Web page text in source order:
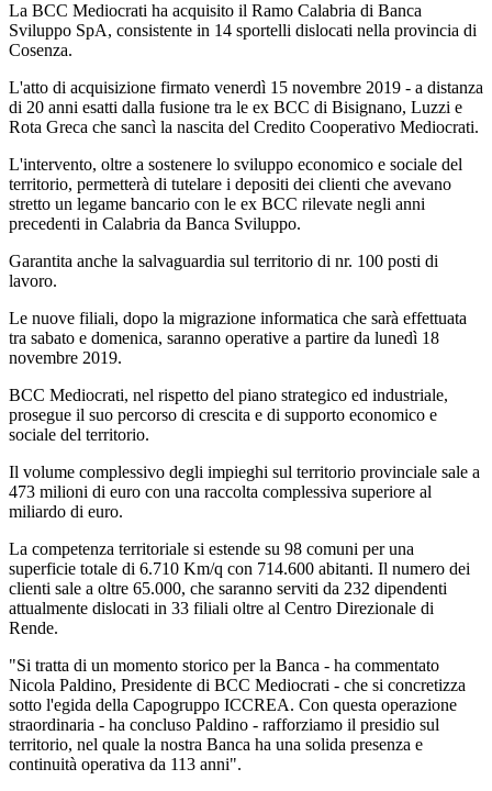
La BCC Mediocrati ha acquisito il Ramo Calabria di Banca
Sviluppo SpA, consistente in 14 sportelli dislocati nella provincia di
Cosenza.
L'atto di acquisizione firmato venerdì 15 novembre 2019 - a distanza
di 20 anni esatti dalla fusione tra le ex BCC di Bisignano, Luzzi e
Rota Greca che sancì la nascita del Credito Cooperativo Mediocrati.
L'intervento, oltre a sostenere lo sviluppo economico e sociale del
territorio, permetterà di tutelare i depositi dei clienti che avevano
stretto un legame bancario con le ex BCC rilevate negli anni
precedenti in Calabria da Banca Sviluppo.
Garantita anche la salvaguardia sul territorio di nr. 100 posti di
lavoro.
Le nuove filiali, dopo la migrazione informatica che sarà effettuata
tra sabato e domenica, saranno operative a partire da lunedì 18
novembre 2019.
BCC Mediocrati, nel rispetto del piano strategico ed industriale,
prosegue il suo percorso di crescita e di supporto economico e
sociale del territorio.
Il volume complessivo degli impieghi sul territorio provinciale sale a
473 milioni di euro con una raccolta complessiva superiore al
miliardo di euro.
La competenza territoriale si estende su 98 comuni per una
superficie totale di 6.710 Km/q con 714.600 abitanti. Il numero dei
clienti sale a oltre 65.000, che saranno serviti da 232 dipendenti
attualmente dislocati in 33 filiali oltre al Centro Direzionale di
Rende.
"Si tratta di un momento storico per la Banca - ha commentato
Nicola Paldino, Presidente di BCC Mediocrati - che si concretizza
sotto l'egida della Capogruppo ICCREA. Con questa operazione
straordinaria - ha concluso Paldino - rafforziamo il presidio sul
territorio, nel quale la nostra Banca ha una solida presenza e
continuità operativa da 113 anni".